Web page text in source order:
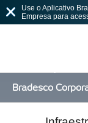
Bradesco
Use o Aplicativo
Empresa para